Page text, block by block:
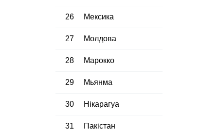
26 Мексика
27 Молдова
28 Марокко
29 Мьянма
30 Нікарагуа
31 Пакістан